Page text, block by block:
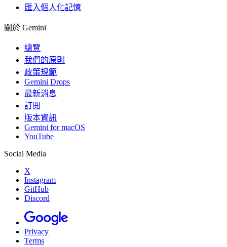
匯入個人化記憶
關於 Gemini
總覽
我們的原則
政策規範
Gemini Drops
最新消息
訂閱
版本資訊
Gemini for macOS
YouTube
Social Media
X
Instagram
GitHub
Discord
Privacy
Terms